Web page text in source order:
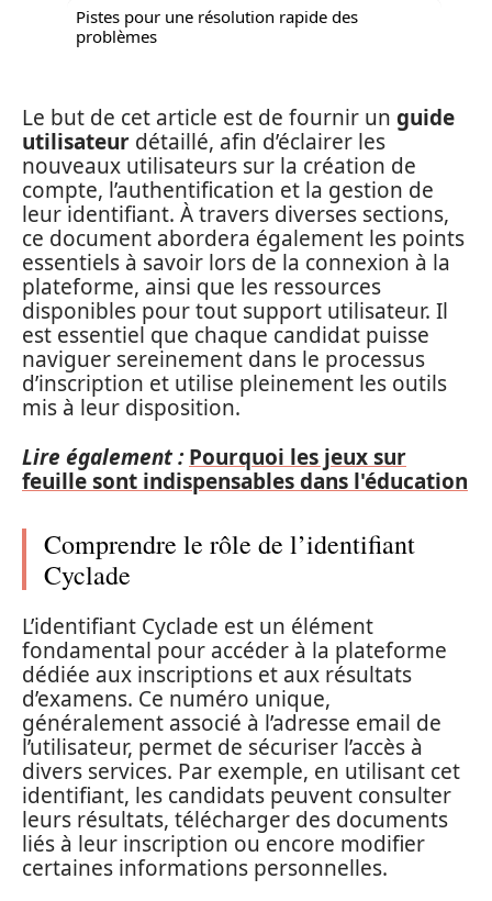
Pistes pour une résolution rapide des
problèmes
Le but de cet article est de fournir un guide
utilisateur détaillé, afin d’éclairer les
nouveaux utilisateurs sur la création de
compte, l’authentification et la gestion de
leur identifiant. À travers diverses sections,
ce document abordera également les points
essentiels à savoir lors de la connexion à la
plateforme, ainsi que les ressources
disponibles pour tout support utilisateur. Il
est essentiel que chaque candidat puisse
naviguer sereinement dans le processus
d’inscription et utilise pleinement les outils
mis à leur disposition.
Lire également : Pourquoi les jeux sur
feuille sont indispensables dans l'éducation
Comprendre le rôle de l’identifiant
Cyclade
L’identifiant Cyclade est un élément
fondamental pour accéder à la plateforme
dédiée aux inscriptions et aux résultats
d’examens. Ce numéro unique,
généralement associé à l’adresse email de
l’utilisateur, permet de sécuriser l’accès à
divers services. Par exemple, en utilisant cet
identifiant, les candidats peuvent consulter
leurs résultats, télécharger des documents
liés à leur inscription ou encore modifier
certaines informations personnelles.